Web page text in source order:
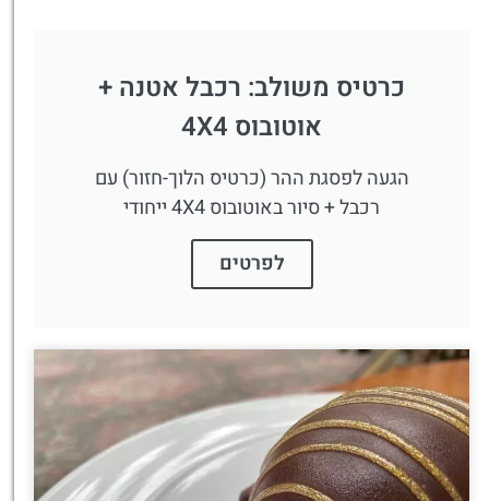
כרטיס משולב: רכבל אטנה +
אוטובוס 4X4
הגעה לפסגת ההר (כרטיס הלוך-חזור) עם
רכבל + סיור באוטובוס 4X4 ייחודי
לפרטים